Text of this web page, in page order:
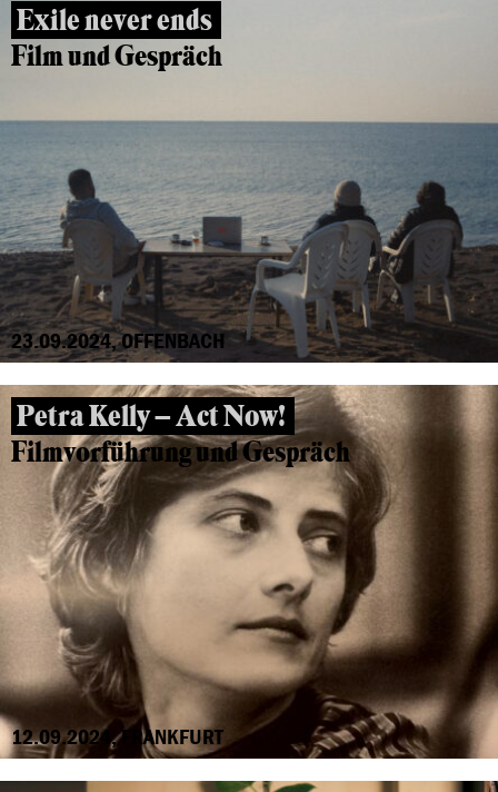
Exile never ends
Film und Gespräch
23.09.2024, OFFENBACH
Petra Kelly – Act Now!
Filmvorführung und Gespräch
12.09.2024, FRANKFURT